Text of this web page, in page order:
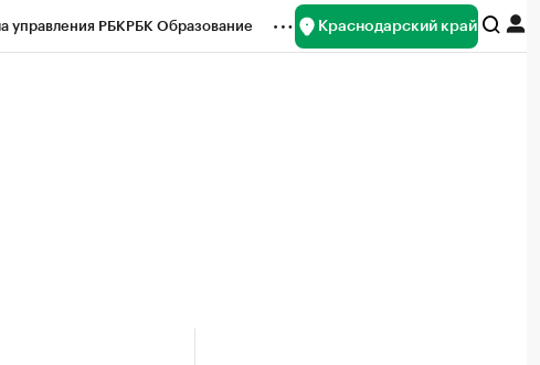
управления РБКРБК Образование Краснодарский край